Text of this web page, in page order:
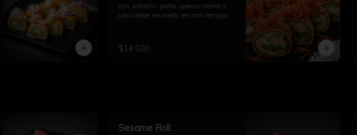
con salmón, palta, queso crema y
ciboulette, envuelto en nori tempura
$14.500
Sesame Roll.